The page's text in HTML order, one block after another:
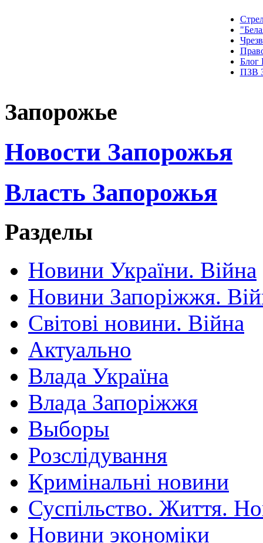
Блог
ПЗВ
Запорожье
Новости Запорожья
Власть Запорожья
Разделы
Новини України. Війна
Новини Запоріжжя.
Світові новини. Війна
Актуально
Влада Україна
Влада Запоріжжя
Выборы
Розслідування
Кримінальні новини
Суспільство. Життя.
Новини экономіки